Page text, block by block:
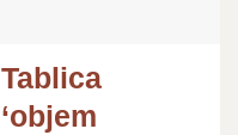
Tablica
‘objem